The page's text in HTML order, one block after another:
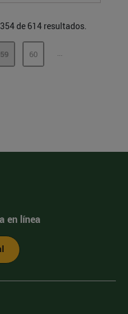
de 614 resultados.
PÁGINA
59 PÁGINA
60 ...PÁGINAS
en línea